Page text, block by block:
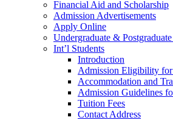
Financial Aid and Scholarship
Admission Advertisements
Apply Online
Undergraduate &
Int’l Students
Introduction
Admission Eligibility
Accommodation and
Admission Guidelines
Tuition Fees
Contact Address